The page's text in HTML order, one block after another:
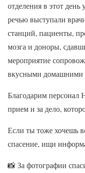
отделения в этот
речью выступали
станций, пациенты,
мозга и доноры,
мероприятие
вкусными домашними
Благодарим
прием и за дело,
Если ты тоже хочешь
спасение, ищи
📸 За фотографии